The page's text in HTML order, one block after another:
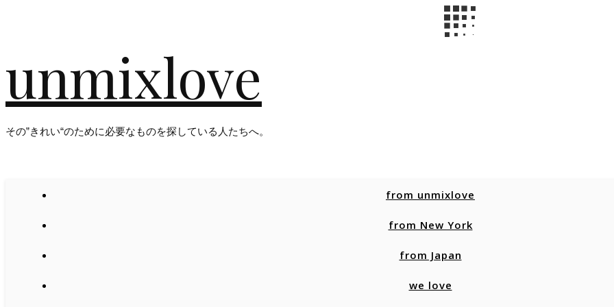
unmixlove
その”きれい“のために必要なものを探している人たちへ。
from unmixlove
from New York
from Japan
we love